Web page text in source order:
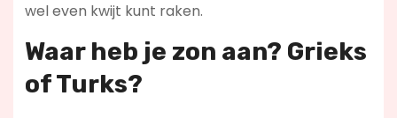
wel even kwijt kunt raken.
Waar heb je zon aan? Grieks
of Turks?